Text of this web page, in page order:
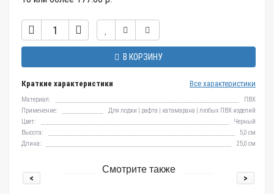
В КОРЗИНУ
Краткие характеристики Все характеристики
Материал:
ПВХ
Применение:
Для лодки | рафта | катамарана | любых ПВХ изделий
Цвет:
Черный
Высота:
5,0 см
Длина:
25,0 см
Смотрите также
< >